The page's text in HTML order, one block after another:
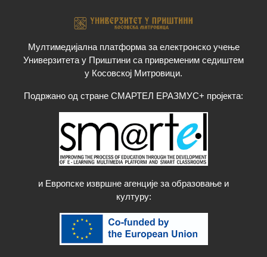
Мултимедијална платформа за електронско учење
Универзитета у Приштини са привременим седиштем
у Косовској Митровици.
Подржано од стране СМАРТЕЛ ЕРАЗМУС+ пројекта:
и Европске извршне агенције за образовање и
културу: